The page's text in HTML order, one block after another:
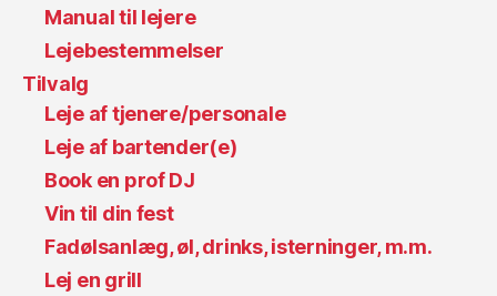
Manual til lejere
Lejebestemmelser
Tilvalg
Leje af tjenere/personale
Leje af bartender(e)
Book en prof DJ
Vin til din fest
Fadølsanlæg, øl, drinks, isterninger, m.m.
Lej en grill